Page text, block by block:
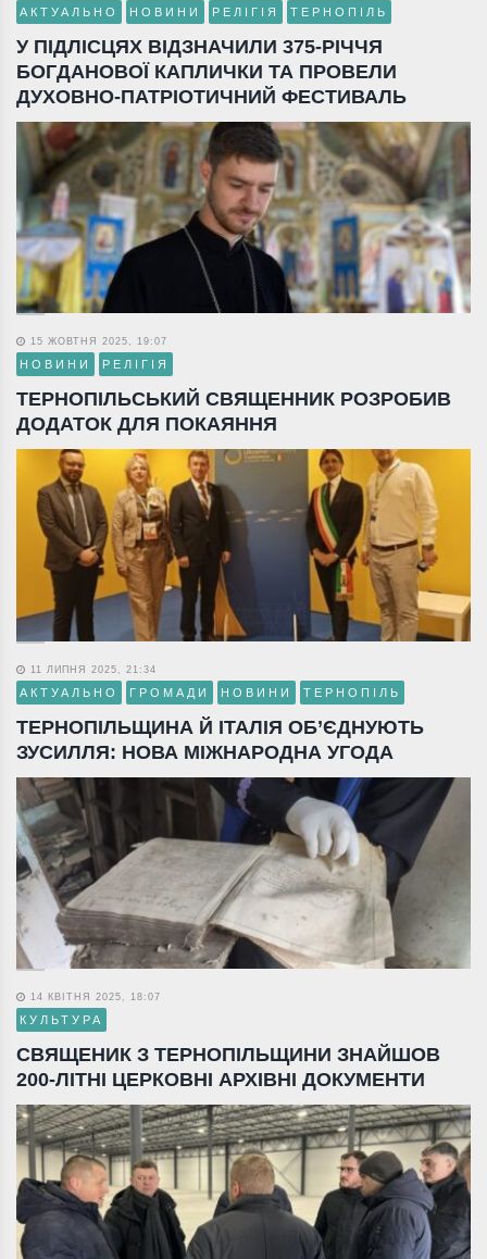
АКТУАЛЬНО НОВИНИ РЕЛІГІЯ ТЕРНОПІЛЬ
У ПІДЛІСЦЯХ ВІДЗНАЧИЛИ 375-РІЧЧЯ
БОГДАНОВОЇ КАПЛИЧКИ ТА ПРОВЕЛИ
ДУХОВНО-ПАТРІОТИЧНИЙ ФЕСТИВАЛЬ
15 ЖОВТНЯ 2025, 19:07
НОВИНИ РЕЛІГІЯ
ТЕРНОПІЛЬСЬКИЙ СВЯЩЕННИК РОЗРОБИВ
ДОДАТОК ДЛЯ ПОКАЯННЯ
11 ЛИПНЯ 2025, 21:34
АКТУАЛЬНО ГРОМАДИ НОВИНИ ТЕРНОПІЛЬ
ТЕРНОПІЛЬЩИНА Й ІТАЛІЯ ОБ’ЄДНУЮТЬ
ЗУСИЛЛЯ: НОВА МІЖНАРОДНА УГОДА
14 КВІТНЯ 2025, 18:07
КУЛЬТУРА
СВЯЩЕНИК З ТЕРНОПІЛЬЩИНИ ЗНАЙШОВ
200-ЛІТНІ ЦЕРКОВНІ АРХІВНІ ДОКУМЕНТИ